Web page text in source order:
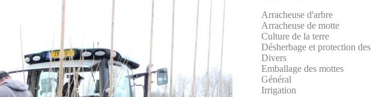
Arracheuse d'arbre
Arracheuse de motte
Culture de la terre
Désherbage et protection
Divers
Emballage des mottes
Général
Irrigation